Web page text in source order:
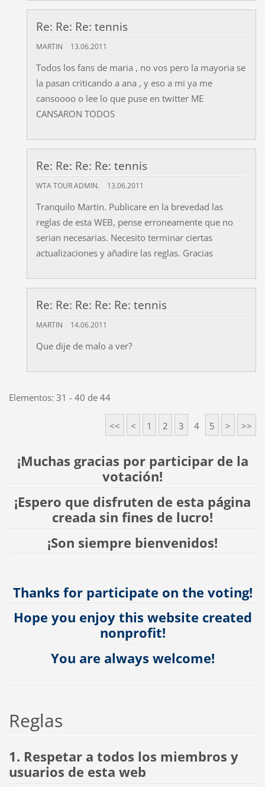
Re: Re: Re: tennis
MARTIN 13.06.2011
Todos los fans de maria , no vos pero la mayoria se
la pasan criticando a ana , y eso a mi ya me
cansoooo o lee lo que puse en twitter ME
CANSARON TODOS
Re: Re: Re: Re: tennis
WTA TOUR ADMIN. 13.06.2011
Tranquilo Martin. Publicare en la brevedad las
reglas de esta WEB, pense erroneamente que no
serian necesarias. Necesito terminar ciertas
actualizaciones y añadire las reglas. Gracias
Re: Re: Re: Re: Re: tennis
MARTIN 14.06.2011
Que dije de malo a ver?
Elementos: 31 - 40 de 44
<< < 1 2 3 4 5 > >>
¡Muchas gracias por participar de la
votación!
¡Espero que disfruten de esta página
creada sin fines de lucro!
¡Son siempre bienvenidos!
Thanks for participate on the voting!
Hope you enjoy this website created
nonprofit!
You are always welcome!
Reglas
1. Respetar a todos los miembros y
usuarios de esta web